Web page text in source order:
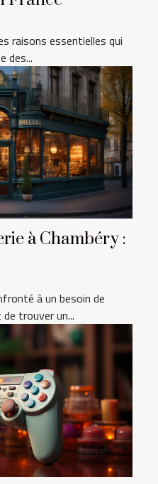
raisons essentielles qui
des...
à Chambéry :
à un besoin de
trouver un...